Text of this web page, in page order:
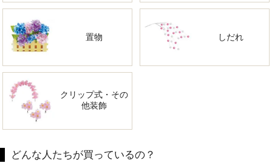
置物 しだれ
クリップ式・その
他装飾
どんな人たちが買っているの？